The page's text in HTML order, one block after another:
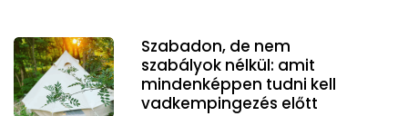
Szabadon, de nem
szabályok nélkül: amit
mindenképpen tudni kell
vadkempingezés előtt